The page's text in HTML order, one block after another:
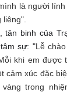
là người
tân binh của
sự: "Lễ
khi em được
cảm xúc đặc
trong